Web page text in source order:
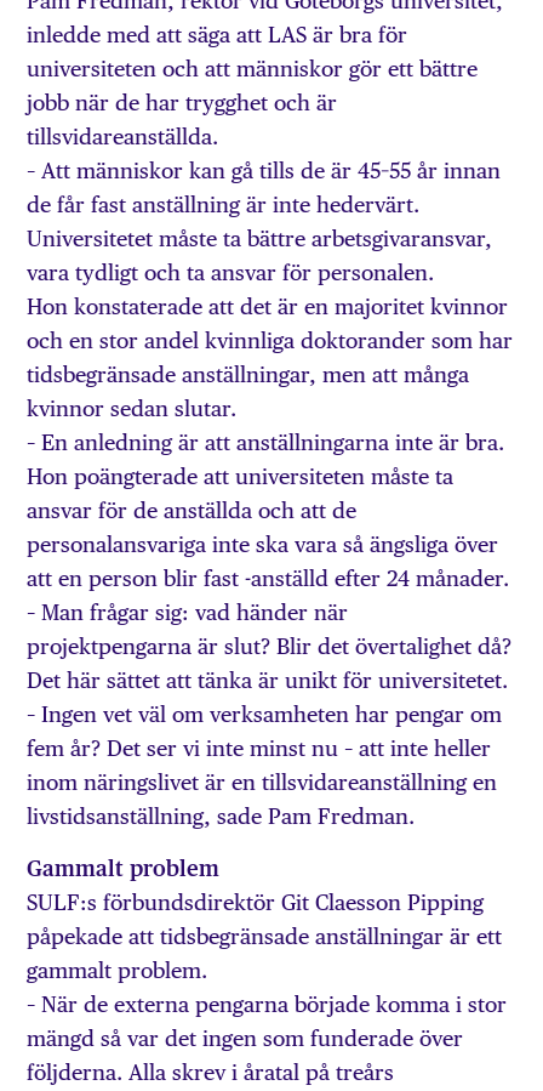
inledde med att säga att LAS är bra för
universiteten och att människor gör ett bättre
jobb när de har trygghet och är
tillsvidareanställda.
– Att människor kan gå tills de är 45–55 år innan
de får fast anställning är inte hedervärt.
Universitetet måste ta bättre arbetsgivaransvar,
vara tydligt och ta ansvar för personalen.
Hon konstaterade att det är en majoritet kvinnor
och en stor andel kvinnliga doktorander som har
tidsbegränsade anställningar, men att många
kvinnor sedan slutar.
– En anledning är att anställningarna inte är bra.
Hon poängterade att universiteten måste ta
ansvar för de anställda och att de
personalansvariga inte ska vara så ängsliga över
att en person blir fast -anställd efter 24 månader.
– Man frågar sig: vad händer när
projektpengarna är slut? Blir det övertalighet då?
Det här sättet att tänka är unikt för universitetet.
– Ingen vet väl om verksamheten har pengar om
fem år? Det ser vi inte minst nu – att inte heller
inom näringslivet är en tillsvidareanställning en
livstidsanställning, sade Pam Fredman.
Gammalt problem
SULF:s förbundsdirektör Git Claesson Pipping
påpekade att tidsbegränsade anställningar är ett
gammalt problem.
– När de externa pengarna började komma i stor
mängd så var det ingen som funderade över
följderna. Alla skrev i åratal på treårs